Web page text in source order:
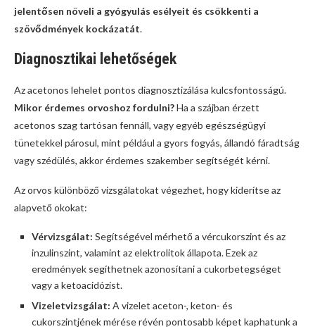
jelentősen növeli a gyógyulás esélyeit és csökkenti a
szövődmények kockázatát.
Diagnosztikai lehetőségek
Az acetonos lehelet pontos diagnosztizálása kulcsfontosságú.
Mikor érdemes orvoshoz fordulni?Ha a szájban érzett
acetonos szag tartósan fennáll, vagy egyéb egészségügyi
tünetekkel párosul, mint például a gyors fogyás, állandó fáradtság
vagy szédülés, akkor érdemes szakember segítségét kérni.
Az orvos különböző vizsgálatokat végezhet, hogy kiderítse az
alapvető okokat:
Vérvizsgálat: Segítségével mérhető a vércukorszint és az
inzulinszint, valamint az elektrolitok állapota. Ezek az
eredmények segíthetnek azonosítani a cukorbetegséget
vagy a ketoacidózist.
Vizeletvizsgálat: A vizelet aceton-, keton- és
cukorszintjének mérése révén pontosabb képet kaphatunk a